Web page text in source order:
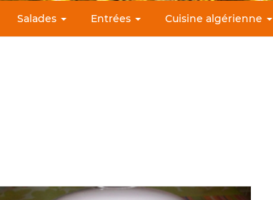
Salades Entrées Cuisine algérienne